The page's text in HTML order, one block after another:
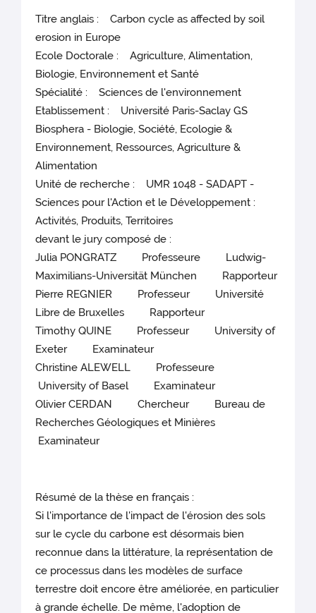
Titre anglais : Carbon cycle as affected by soil
erosion in Europe
Ecole Doctorale : Agriculture, Alimentation,
Biologie, Environnement et Santé
Spécialité : Sciences de l'environnement
Etablissement : Université Paris-Saclay GS
Biosphera - Biologie, Société, Ecologie &
Environnement, Ressources, Agriculture &
Alimentation
Unité de recherche : UMR 1048 - SADAPT -
Sciences pour l'Action et le Développement :
Activités, Produits, Territoires
devant le jury composé de :
Julia PONGRATZ Professeure Ludwig-
Maximilians-Universität München Rapporteur
Pierre REGNIER Professeur Université
Libre de Bruxelles Rapporteur
Timothy QUINE Professeur University of
Exeter Examinateur
Christine ALEWELL Professeure
University of Basel Examinateur
Olivier CERDAN Chercheur Bureau de
Recherches Géologiques et Minières
Examinateur
Résumé de la thèse en français :
Si l'importance de l'impact de l'érosion des sols
sur le cycle du carbone est désormais bien
reconnue dans la littérature, la représentation de
ce processus dans les modèles de surface
terrestre doit encore être améliorée, en particulier
à grande échelle. De même, l'adoption de